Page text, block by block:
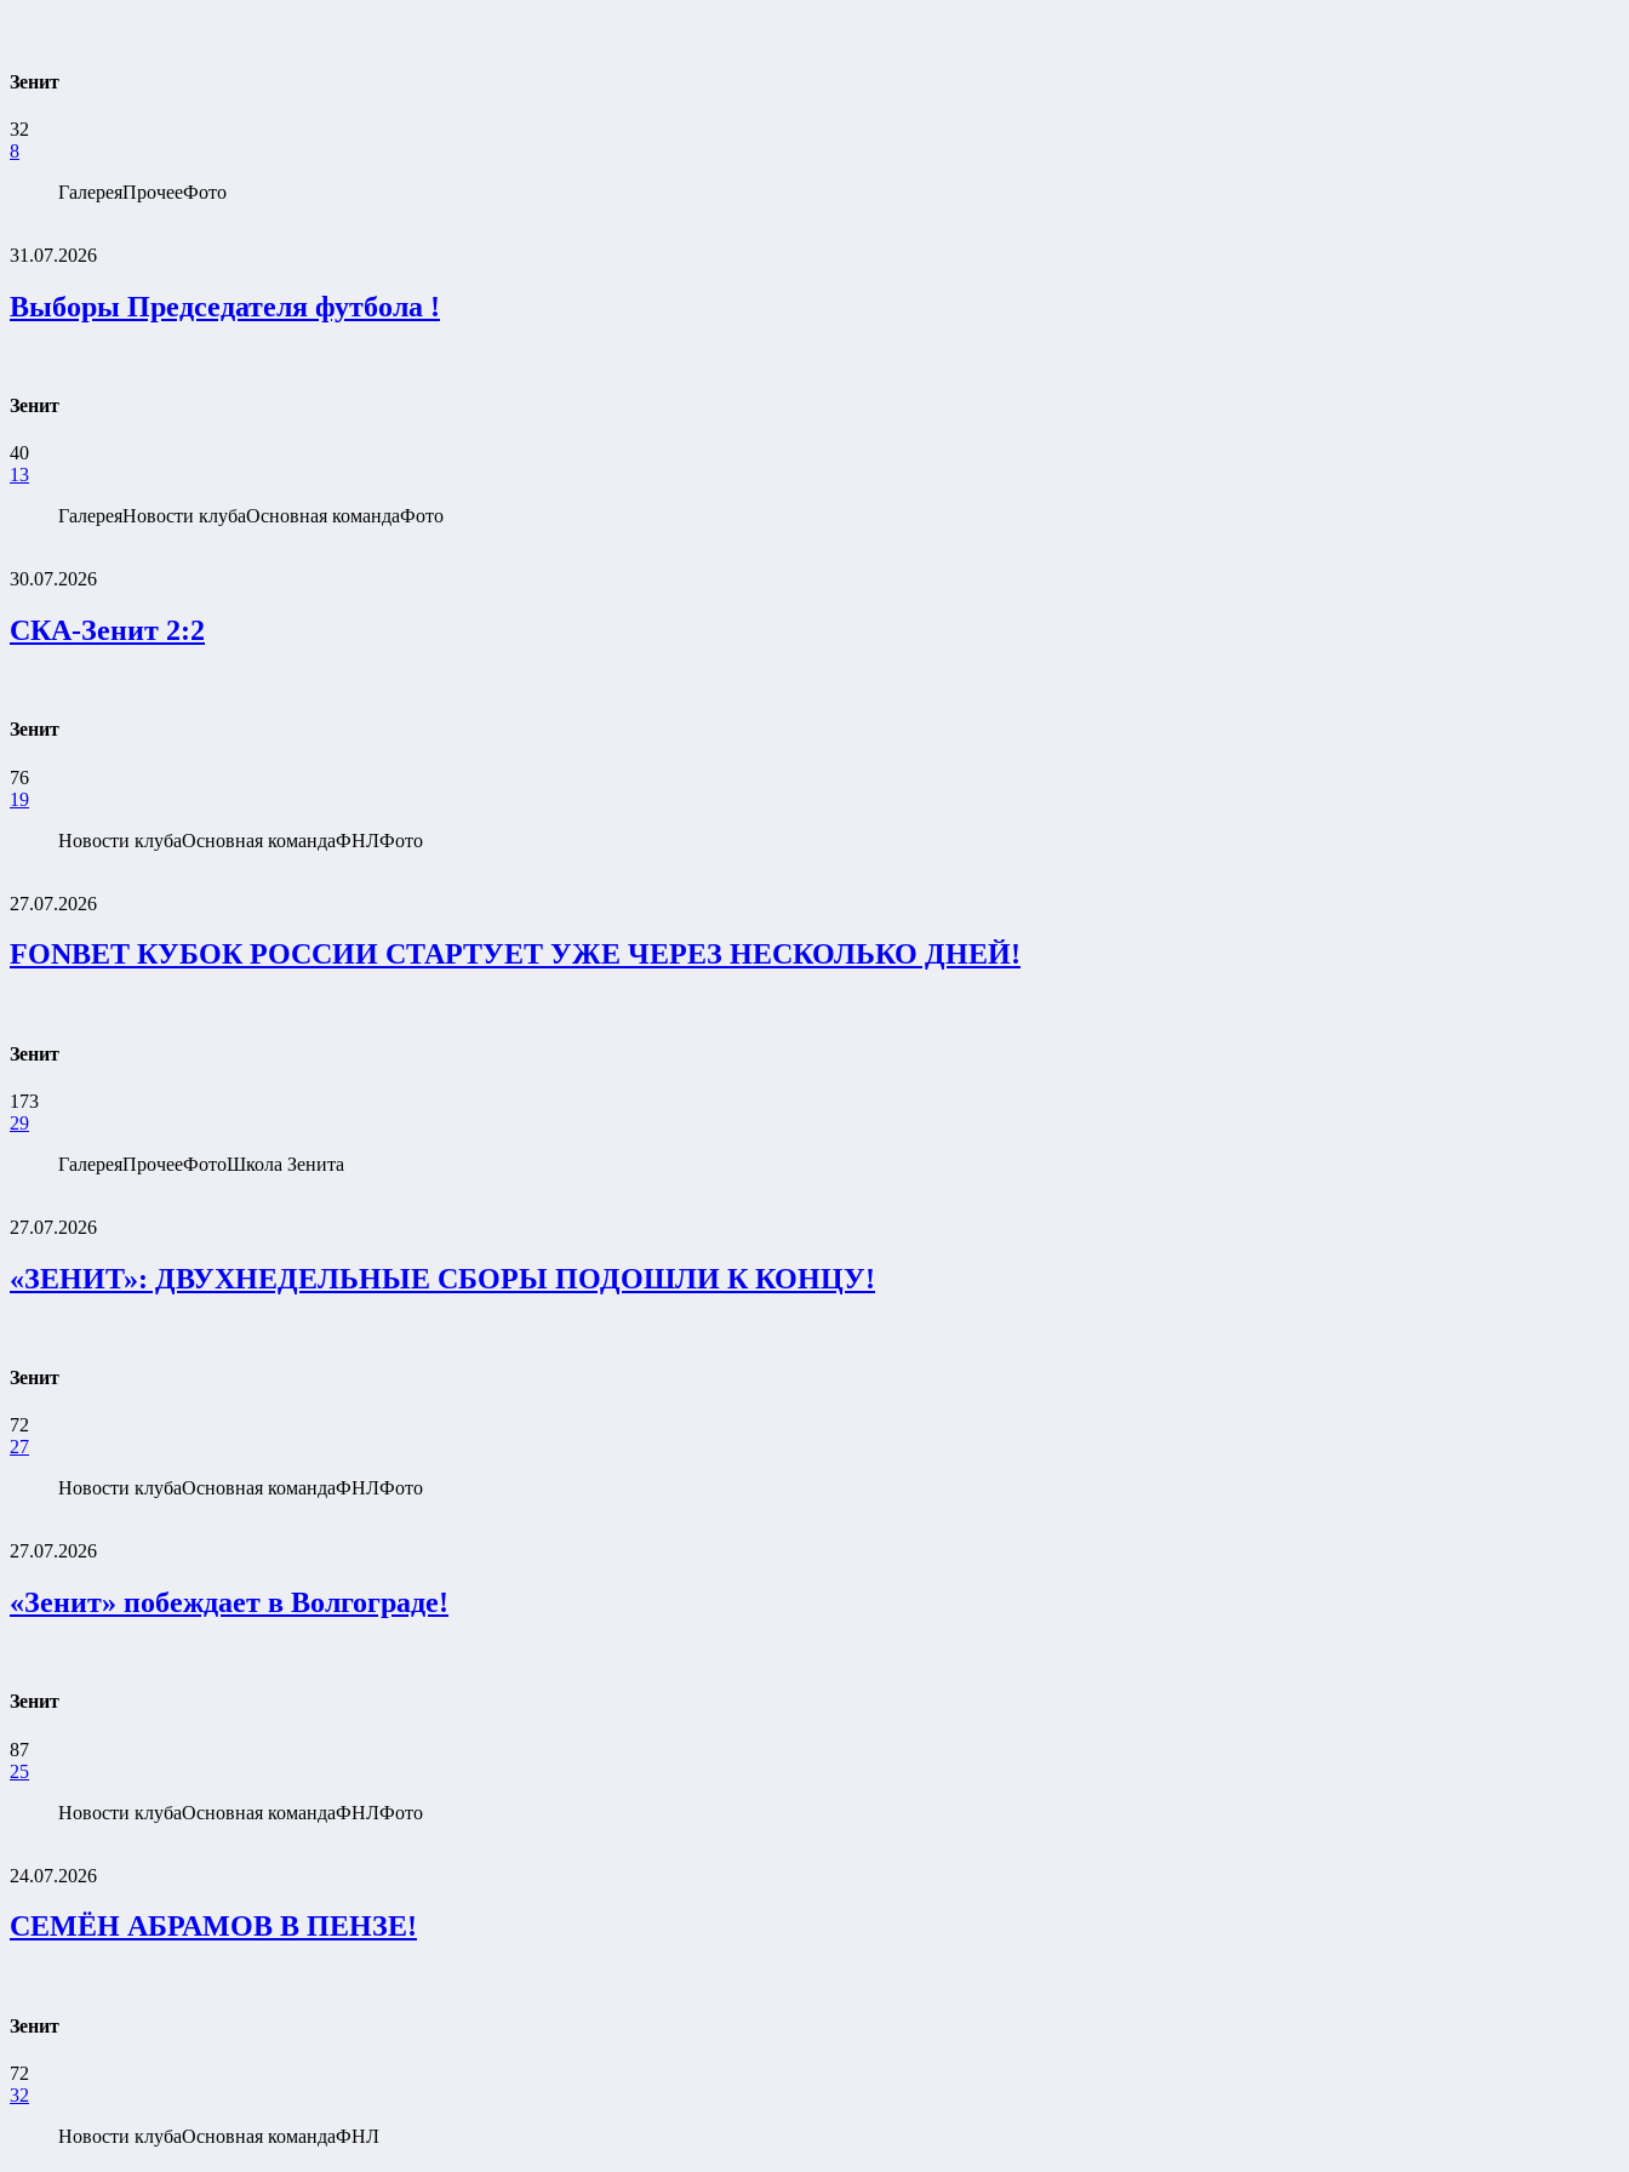
Зенит
32
8
ГалереяПрочееФото
31.07.2026
Выборы Председателя футбола !
Зенит
40
13
ГалереяНовости клубаОсновная командаФото
30.07.2026
СКА-Зенит 2:2
Зенит
76
19
Новости клубаОсновная командаФНЛФото
27.07.2026
FONBET КУБОК РОССИИ СТАРТУЕТ УЖЕ ЧЕРЕЗ НЕСКОЛЬКО ДНЕЙ!
Зенит
173
29
ГалереяПрочееФотоШкола Зенита
27.07.2026
«ЗЕНИТ»: ДВУХНЕДЕЛЬНЫЕ СБОРЫ ПОДОШЛИ К КОНЦУ!
Зенит
72
27
Новости клубаОсновная командаФНЛФото
27.07.2026
«Зенит» побеждает в Волгограде!
Зенит
87
25
Новости клубаОсновная командаФНЛФото
24.07.2026
СЕМЁН АБРАМОВ В ПЕНЗЕ!
Зенит
72
32
Новости клубаОсновная командаФНЛ